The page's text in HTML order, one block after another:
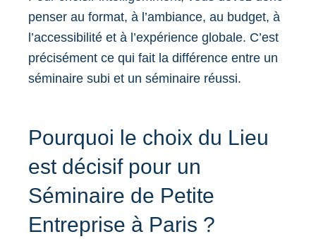
penser au format, à l’ambiance, au budget, à
l’accessibilité et à l’expérience globale. C’est
précisément ce qui fait la différence entre un
séminaire subi et un séminaire réussi.
Pourquoi le choix du Lieu
est décisif pour un
Séminaire de Petite
Entreprise à Paris ?